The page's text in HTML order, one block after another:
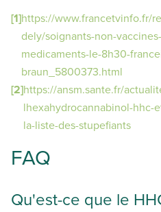
[1]https://www.francetvinfo.fr/
dely/soignants-non-
medicaments-le-8h30-
braun_5800373.html
[2]https://ansm.sante.fr/
lhexahydrocannabinol-hhc-
la-liste-des-stupefiants
FAQ
Qu'est-ce que le